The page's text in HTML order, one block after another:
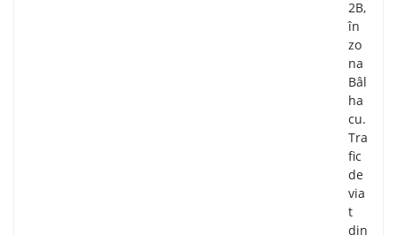
2B,
în
zo
na
Bâl
ha
cu.
Tra
fic
de
via
t
din